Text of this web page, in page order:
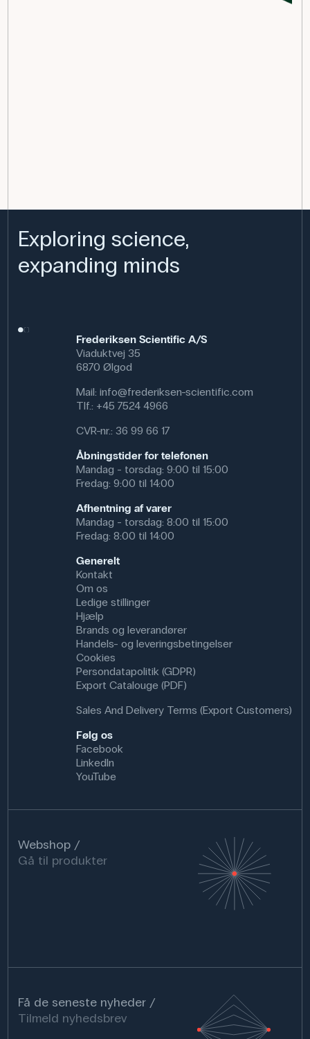
Exploring science,
expanding minds
Frederiksen Scientific A/S
Viaduktvej 35
6870 Ølgod
Mail: info@frederiksen-scientific.com
Tlf.: +45 7524 4966
CVR-nr.: 36 99 66 17
Åbningstider for telefonen
Mandag - torsdag: 9:00 til 15:00
Fredag: 9:00 til 14:00
Afhentning af varer
Mandag - torsdag: 8:00 til 15:00
Fredag: 8:00 til 14:00
Generelt
Kontakt
Om os
Ledige stillinger
Hjælp
Brands og leverandører
Handels- og leveringsbetingelser
Cookies
Persondatapolitik (GDPR)
Export Catalouge (PDF)
Sales And Delivery Terms (Export Customers)
Følg os
Facebook
LinkedIn
YouTube
Webshop
Gå til produkter
Få de seneste nyheder
Tilmeld nyhedsbrev